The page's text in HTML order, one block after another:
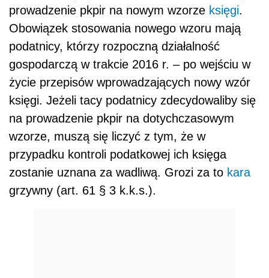
prowadzenie pkpir na nowym wzorze księgi.
Obowiązek stosowania nowego wzoru mają
podatnicy, którzy rozpoczną działalność
gospodarczą w trakcie 2016 r. – po wejściu w
życie przepisów wprowadzających nowy wzór
księgi. Jeżeli tacy podatnicy zdecydowaliby się
na prowadzenie pkpir na dotychczasowym
wzorze, muszą się liczyć z tym, że w
przypadku kontroli podatkowej ich księga
zostanie uznana za wadliwą. Grozi za to kara
grzywny (art. 61 § 3 k.k.s.).